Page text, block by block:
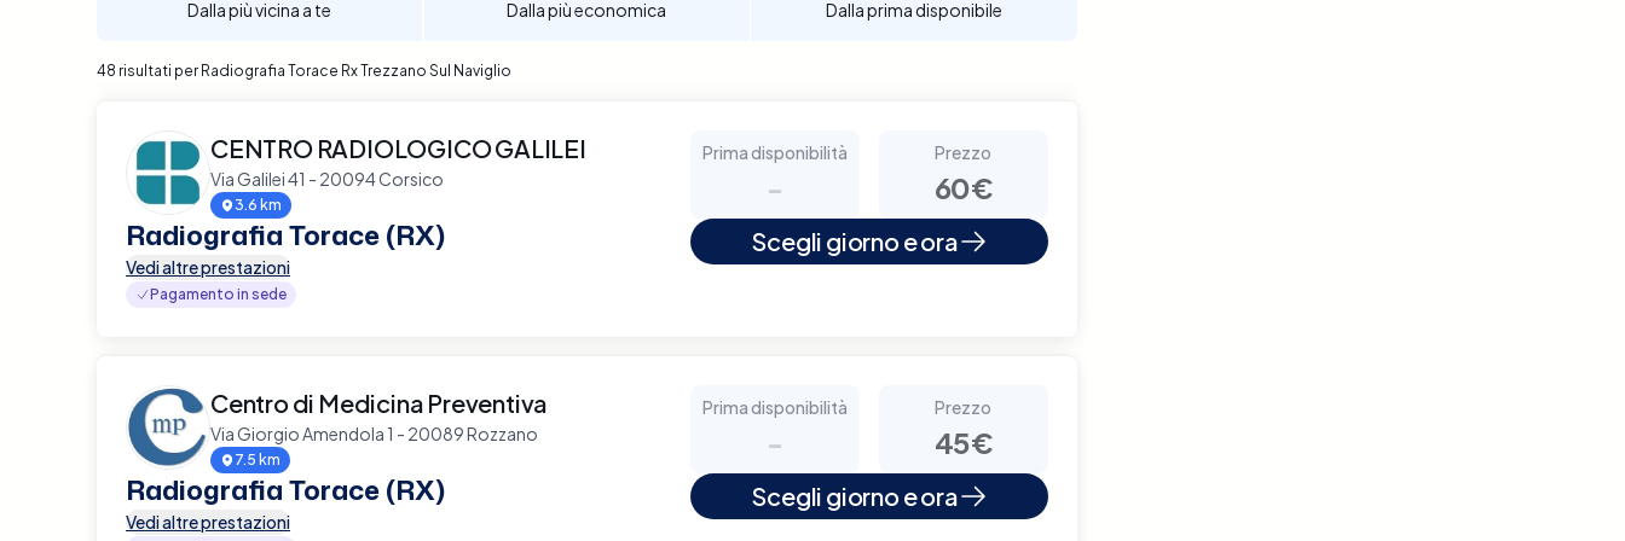
Dalla più vicina a te Dalla più economica Dalla prima disponibile
48 risultati per Radiografia Torace Rx Trezzano Sul Naviglio
CENTRO RADIOLOGICO GALILEI
Via Galilei 41 - 20094 Corsico
3.6 km
Radiografia Torace (RX)
Vedi altre prestazioni
Pagamento in sede
Prima disponibilità
-
Prezzo
60€
Scegli giorno e ora
Centro di Medicina Preventiva
Via Giorgio Amendola 1 - 20089 Rozzano
7.5 km
Radiografia Torace (RX)
Vedi altre prestazioni
Prima disponibilità
-
Prezzo
45€
Scegli giorno e ora